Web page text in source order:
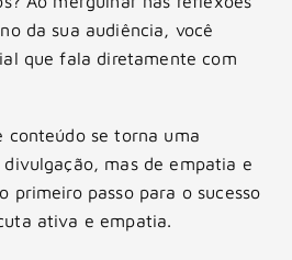
da sua audiência, você
que fala diretamente com
conteúdo se torna uma
mas de empatia e
primeiro passo para o sucesso
ativa e empatia.